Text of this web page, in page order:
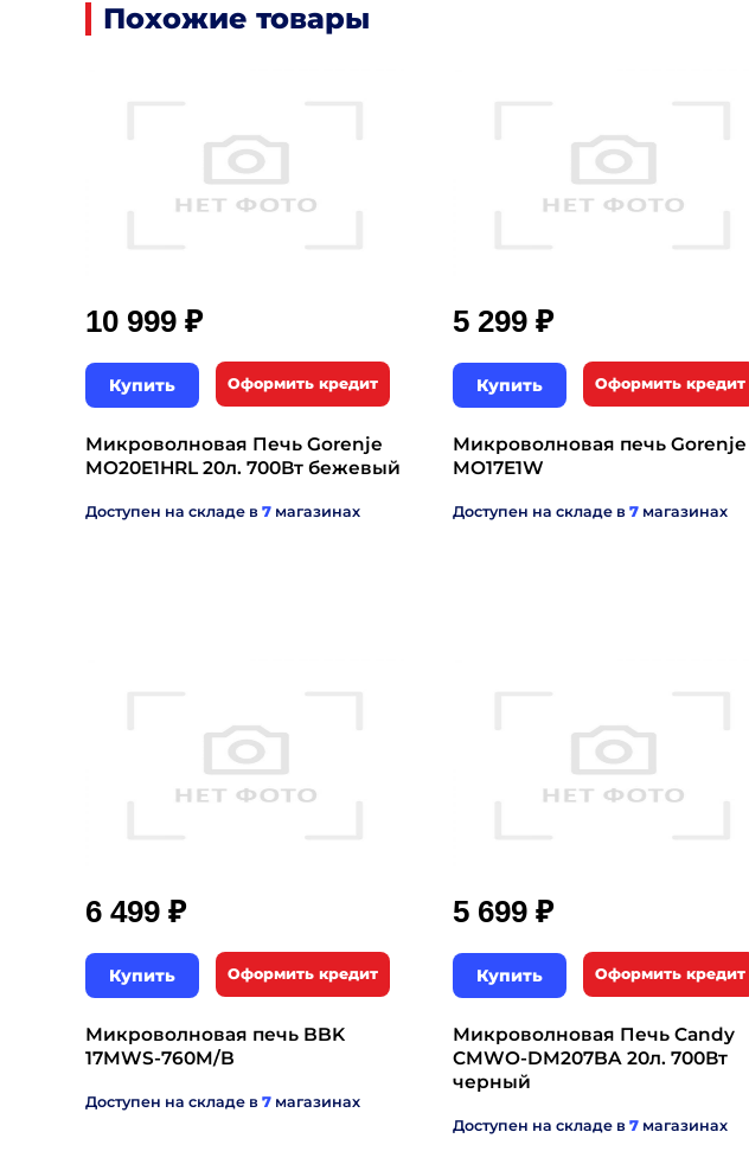
Похожие товары
10 999 ₽
Купить Оформить кредит
Микроволновая Печь Gorenje
MO20E1HRL 20л. 700Вт бежевый
Доступен на складе в 7 магазинах
5 299 ₽
Купить Оформить кредит
Микроволновая печь Gorenje
MO17E1W
Доступен на складе в 7 магазинах
6 499 ₽
Купить Оформить кредит
Микроволновая печь BBK
17MWS-760M/B
Доступен на складе в 7 магазинах
5 699 ₽
Купить Оформить кредит
Микроволновая Печь Candy
CMWO-DM207BA 20л. 700Вт
черный
Доступен на складе в 7 магазинах